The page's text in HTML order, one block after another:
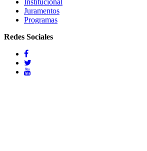
Juramentos
Programas
Redes Sociales